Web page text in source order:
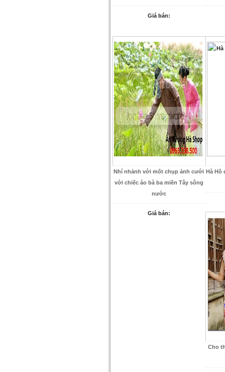
Giá bán:
Nhí nhảnh với mốt chụp ảnh cưới
với chiếc áo bà ba miền Tây sông
nước
Giá bán:
Hà Hồ
Cho